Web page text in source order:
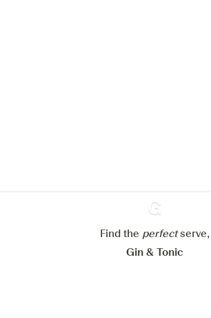
Ginventory
Find the perfectserve,
Gin & Tonic